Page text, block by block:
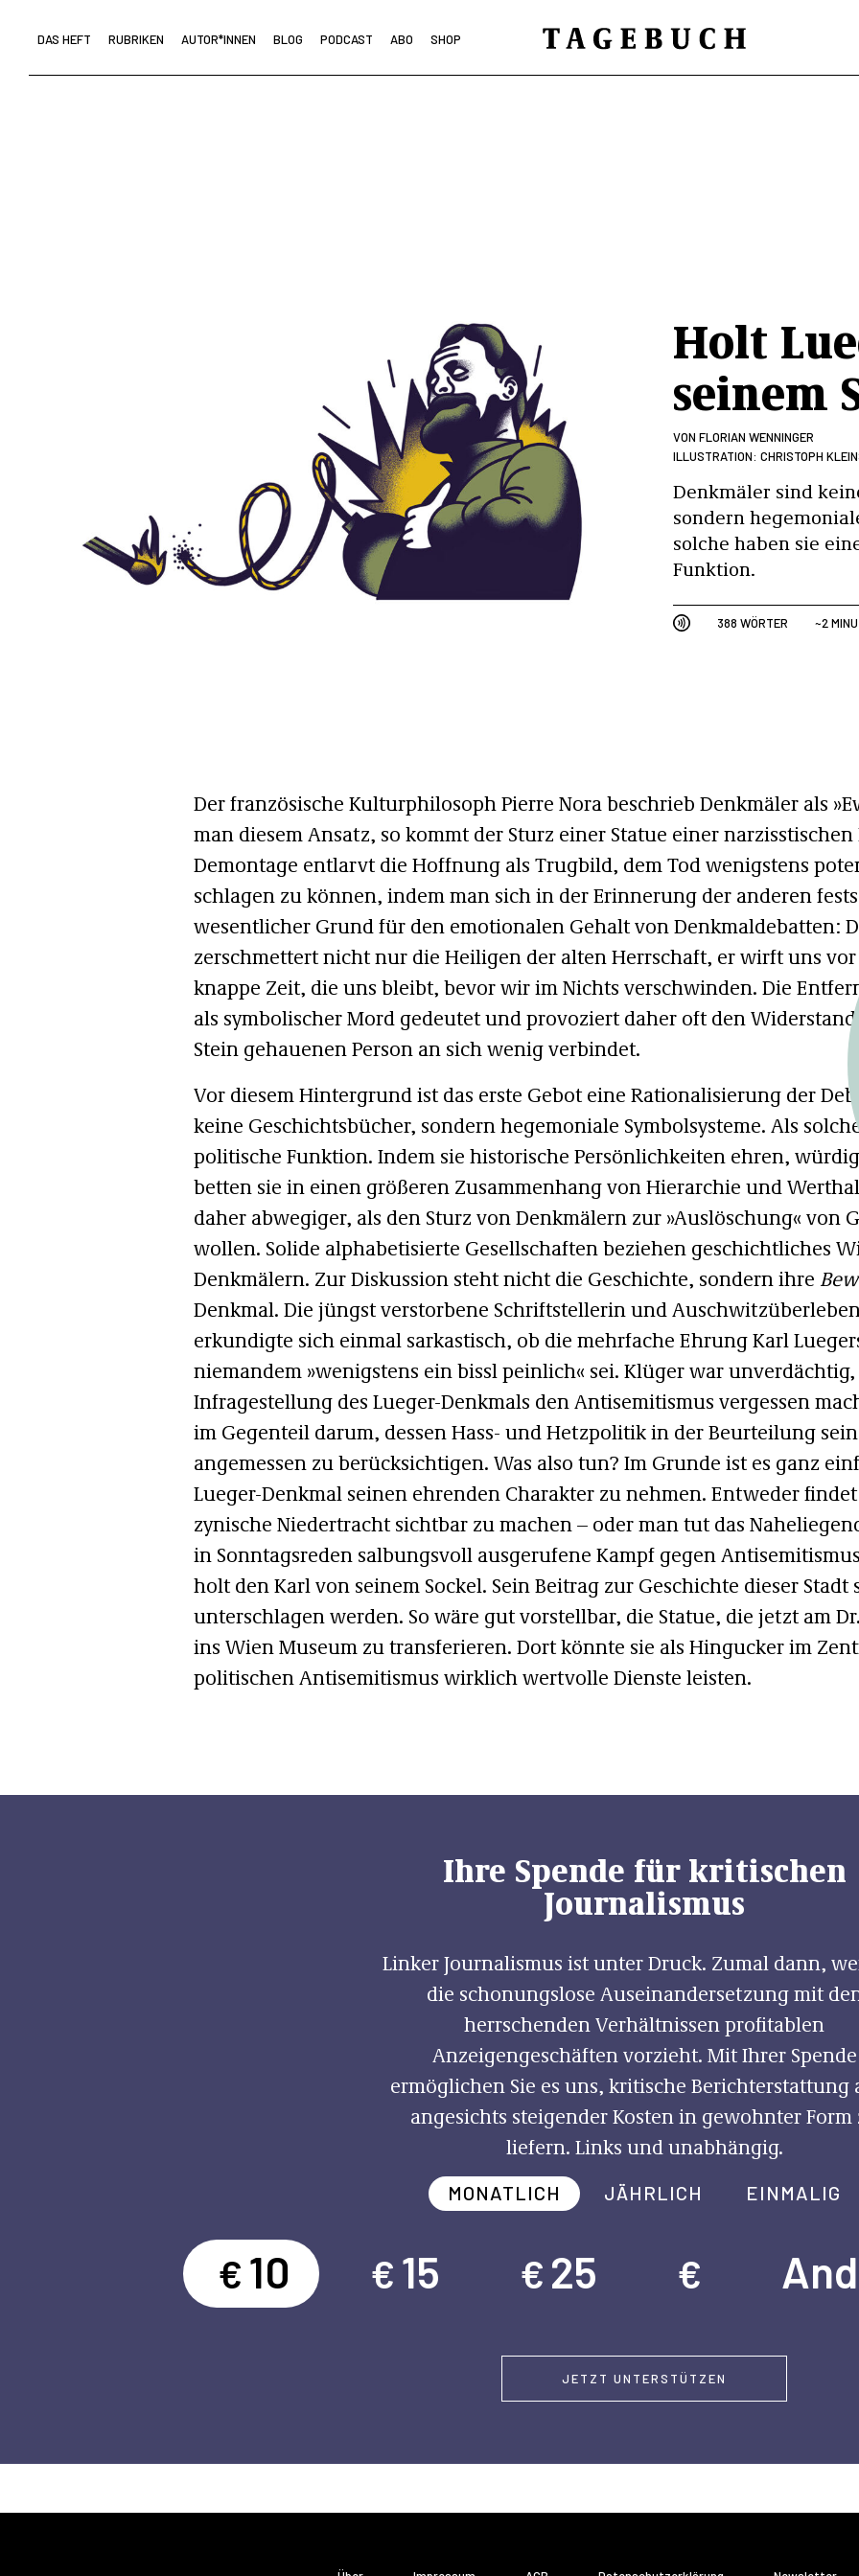
DAS HEFT RUBRIKEN AUTOR*INNEN BLOG PODCAST ABO SHOP
Holt
seinem
VON FLORIAN WENNINGER
ILLUSTRATION: CHRISTOPH
Denkmäler sind
sondern
solche haben sie
Funktion.
388 WÖRTER ~2
Der französische Kulturphilosoph Pierre Nora beschrieb Denkmäler als
man diesem Ansatz, so kommt der Sturz einer Statue einer
Demontage entlarvt die Hoffnung als Trugbild, dem Tod wenigstens
schlagen zu können, indem man sich in der Erinnerung der anderen
wesentlicher Grund für den emotionalen Gehalt von Denkmaldebatten:
zerschmettert nicht nur die Heiligen der alten Herrschaft, er wirft uns
knappe Zeit, die uns bleibt, bevor wir im Nichts verschwinden. Die
als symbolischer Mord gedeutet und provoziert daher oft den
Stein gehauenen Person an sich wenig verbindet.
Vor diesem Hintergrund ist das erste Gebot eine Rationalisierung der
keine Geschichtsbücher, sondern hegemoniale Symbolsysteme. Als
politische Funktion. Indem sie historische Persönlichkeiten ehren,
betten sie in einen größeren Zusammenhang von Hierarchie und
daher abwegiger, als den Sturz von Denkmälern zur »Auslöschung« von
wollen. Solide alphabetisierte Gesellschaften beziehen geschichtliches
Denkmälern. Zur Diskussion steht nicht die Geschichte, sondern ihre
Denkmal. Die jüngst verstorbene Schriftstellerin und
erkundigte sich einmal sarkastisch, ob die mehrfache Ehrung Karl
niemandem »wenigstens ein bissl peinlich« sei. Klüger war
Infragestellung des Lueger-Denkmals den Antisemitismus vergessen
im Gegenteil darum, dessen Hass- und Hetzpolitik in der Beurteilung
angemessen zu berücksichtigen. Was also tun? Im Grunde ist es ganz
Lueger-Denkmal seinen ehrenden Charakter zu nehmen. Entweder
zynische Niedertracht sichtbar zu machen – oder man tut das
in Sonntagsreden salbungsvoll ausgerufene Kampf gegen
holt den Karl von seinem Sockel. Sein Beitrag zur Geschichte dieser Stadt
unterschlagen werden. So wäre gut vorstellbar, die Statue, die jetzt am
ins Wien Museum zu transferieren. Dort könnte sie als Hingucker im
politischen Antisemitismus wirklich wertvolle Dienste leisten.
Ihre Spende für kritischen
Journalismus
Linker Journalismus ist unter Druck. Zumal dann,
die schonungslose Auseinandersetzung mit
herrschenden Verhältnissen profitablen
Anzeigengeschäften vorzieht. Mit Ihrer Spende
ermöglichen Sie es uns, kritische Berichterstattung
angesichts steigender Kosten in gewohnter Form
liefern. Links und unabhängig.
MONATLICH JÄHRLICH EINMALIG
€ 10 € 15 € 25 €
JETZT UNTERSTÜTZEN